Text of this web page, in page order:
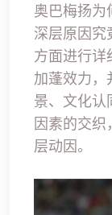
奥巴梅扬为
深层原因究
方面进行详
加蓬效力，
景、文化认
因素的交
层动因。